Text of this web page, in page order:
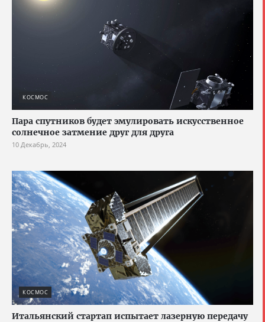
КОСМОС
Пара спутников будет эмулировать искусственное
солнечное затмение друг для друга
10 Декабрь, 2024
КОСМОС
Итальянский стартап испытает лазерную передачу